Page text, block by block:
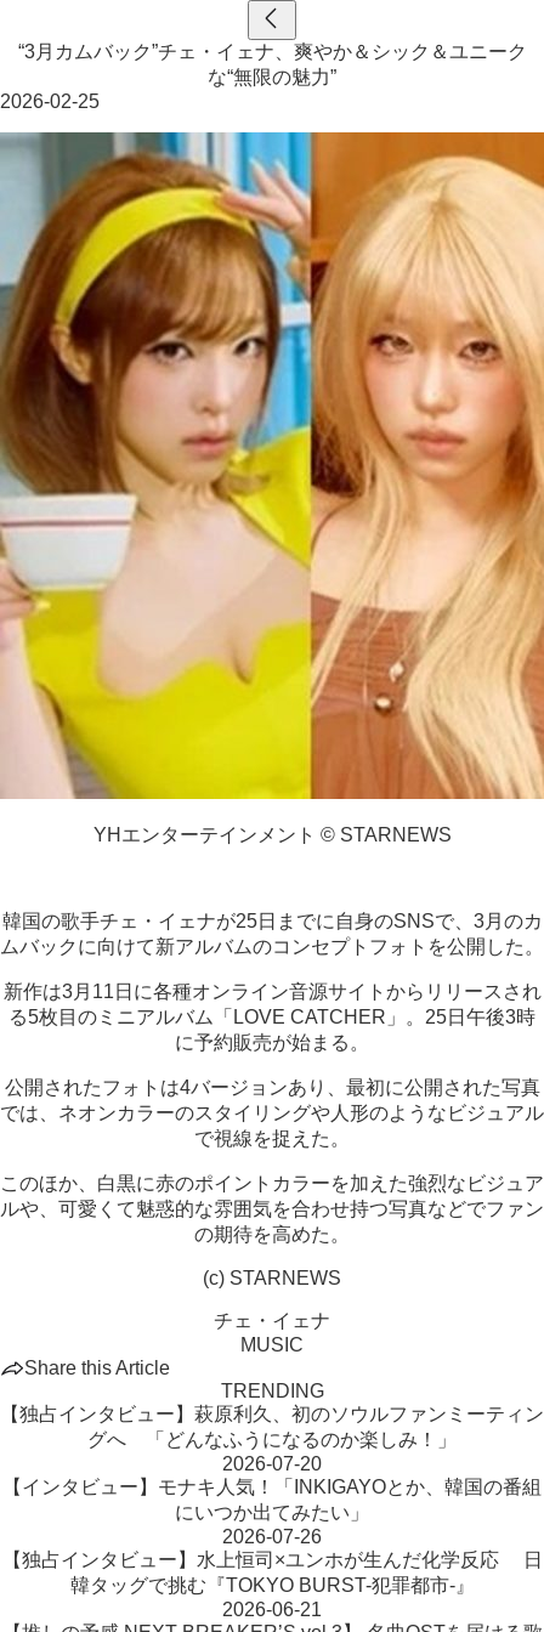
“3月カムバック”チェ・イェナ、爽やか＆シック＆ユニーク
な“無限の魅力”
2026-02-25
YHエンターテインメント © STARNEWS
韓国の歌手チェ・イェナが25日までに自身のSNSで、3月のカ
ムバックに向けて新アルバムのコンセプトフォトを公開した。
新作は3月11日に各種オンライン音源サイトからリリースされ
る5枚目のミニアルバム「LOVE CATCHER」。25日午後3時
に予約販売が始まる。
公開されたフォトは4バージョンあり、最初に公開された写真
では、ネオンカラーのスタイリングや人形のようなビジュアル
で視線を捉えた。
このほか、白黒に赤のポイントカラーを加えた強烈なビジュア
ルや、可愛くて魅惑的な雰囲気を合わせ持つ写真などでファン
の期待を高めた。
(c) STARNEWS
チェ・イェナ
MUSIC
Share this Article
TRENDING
【独占インタビュー】萩原利久、初のソウルファンミーティン
グへ 「どんなふうになるのか楽しみ！」
2026-07-20
【インタビュー】モナキ人気！「INKIGAYOとか、韓国の番組
にいつか出てみたい」
2026-07-26
【独占インタビュー】水上恒司×ユンホが生んだ化学反応 日
韓タッグで挑む『TOKYO BURST-犯罪都市-』
2026-06-21